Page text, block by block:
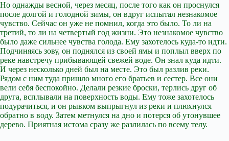
Но однажды весной, через месяц, после того как он проснулся
после долгой и голодной зимы, он вдруг испытал незнакомое
чувство. Сейчас он уже не помнил, когда это было. То ли на
третий, то ли на четвертый год жизни. Это незнакомое чувство
было даже сильнее чувства голода. Ему захотелось куда-то идти.
Подчиняясь зову, он поднялся из своей ямы и поплыл вверх по
реке навстречу прибывающей свежей воде. Он знал куда идти.
И через несколько дней был на месте. Это был разлив реки.
Рядом с ним туда пришло много его братьев и сестер. Все они
вели себя беспокойно. Делали резкие броски, терлись друг об
друга, всплывали на поверхность воды. Ему тоже захотелось
подурачиться, и он рывком выпрыгнул из реки и плюхнулся
обратно в воду. Затем метнулся на дно и потерся об утонувшее
дерево. Приятная истома сразу же разлилась по всему телу.